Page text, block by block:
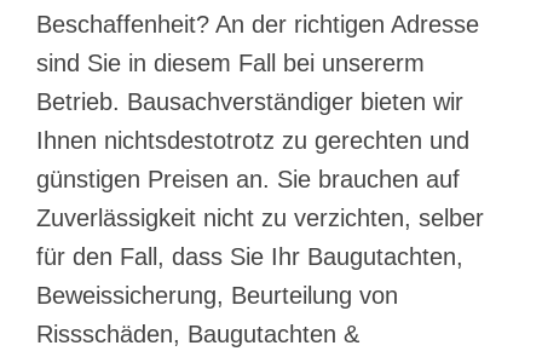
Beschaffenheit? An der richtigen Adresse
sind Sie in diesem Fall bei unsererm
Betrieb. Bausachverständiger bieten wir
Ihnen nichtsdestotrotz zu gerechten und
günstigen Preisen an. Sie brauchen auf
Zuverlässigkeit nicht zu verzichten, selber
für den Fall, dass Sie Ihr Baugutachten,
Beweissicherung, Beurteilung von
Rissschäden, Baugutachten &